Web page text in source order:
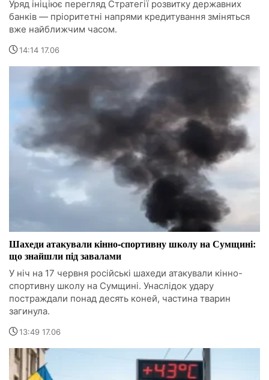
Уряд ініціює перегляд Стратегії розвитку державних
банків — пріоритетні напрями кредитування зміняться
вже найближчим часом.
14:14 17.06
Шахеди атакували кінно-спортивну школу на Сумщині:
що знайшли під завалами
У ніч на 17 червня російські шахеди атакували кінно-
спортивну школу на Сумщині. Унаслідок удару
постраждали понад десять коней, частина тварин
загинула.
13:49 17.06